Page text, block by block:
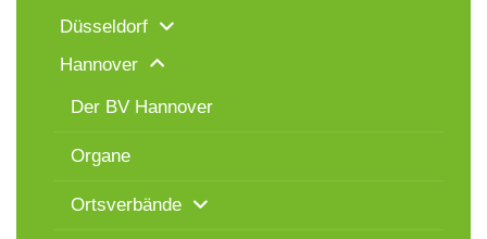
Düsseldorf
Hannover
Der BV Hannover
Organe
Ortsverbände